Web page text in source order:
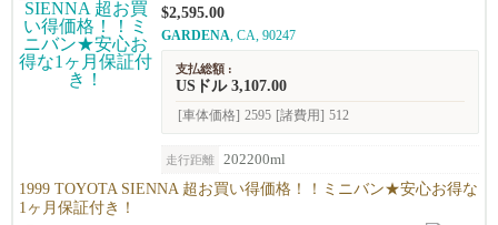
$2,595.00
GARDENA, CA, 90247
支払総額 :
USドル 3,107.00
[車体価格] 2595 [諸費用] 512
走行距離 202200ml
1999 TOYOTA SIENNA 超お買い得価格！！ミニバン★安心お得な
1ヶ月保証付き！